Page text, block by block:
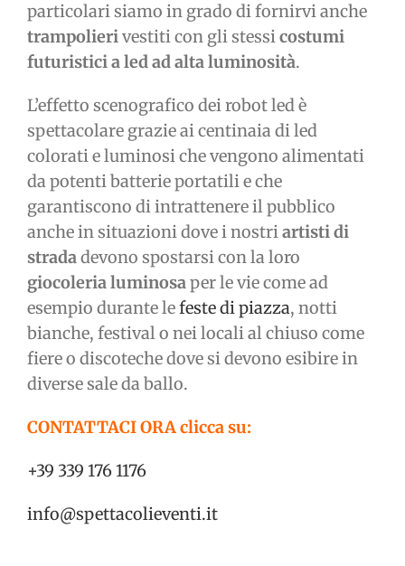
particolari siamo in grado di fornirvi anche
trampolierivestiti con gli stessicostumi
futuristici a led ad alta luminosità.
L’effetto scenografico dei robot led è
spettacolare grazie ai centinaia di led
colorati e luminosi che vengono alimentati
da potenti batterie portatili e che
garantiscono di intrattenere il pubblico
anche in situazioni dove i nostriartisti di
stradadevono spostarsi con la loro
giocoleria luminosaper le vie come ad
esempio durante lefeste di piazza, notti
bianche, festival o nei locali al chiuso come
fiere o discoteche dove si devono esibire in
diverse sale da ballo.
CONTATTACI ORA clicca su:
+39 339 176 1176
info@spettacolieventi.it